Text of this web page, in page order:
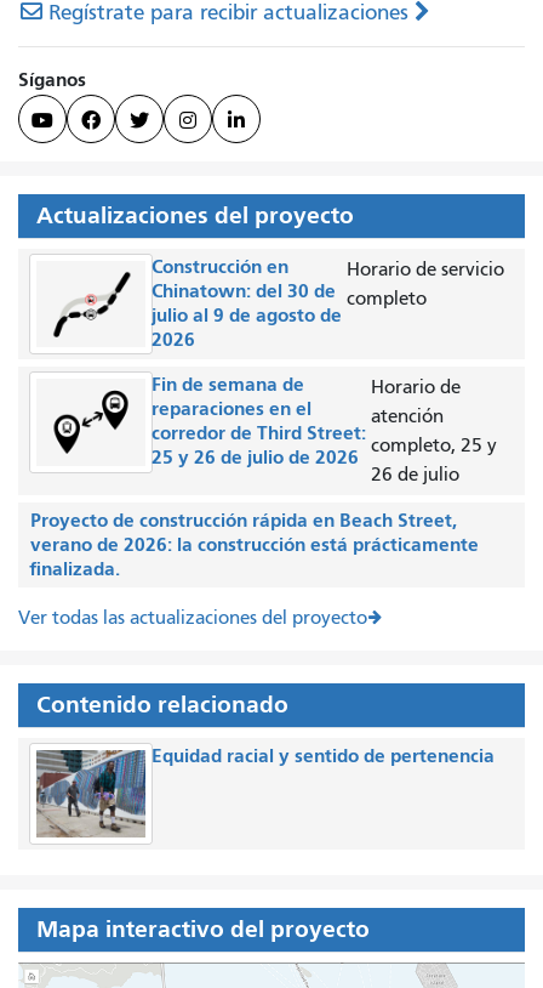
Regístrate para recibir actualizaciones
Síganos
    
Actualizaciones del proyecto
Construcción en
Chinatown: del 30 de
julio al 9 de agosto de
2026
Horario de servicio
completo
Fin de semana de
reparaciones en el
corredor de Third Street:
25 y 26 de julio de 2026
Horario de
atención
completo, 25 y
26 de julio
Proyecto de construcción rápida en Beach Street,
verano de 2026: la construcción está prácticamente
finalizada.
Ver todas las actualizaciones del proyecto
Contenido relacionado
Equidad racial y sentido de pertenencia
Mapa interactivo del proyecto